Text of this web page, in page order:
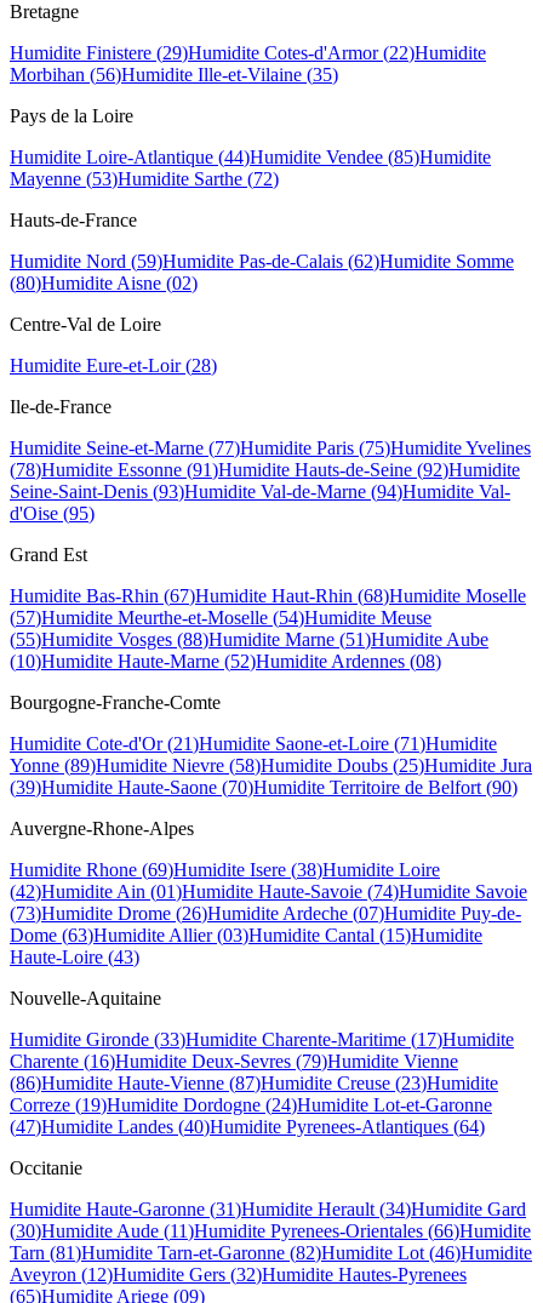
Bretagne
Humidite Finistere (29)Humidite Cotes-d'Armor(22)Humidite
Morbihan (56)Humidite Ille-et-Vilaine (35)
Pays de la Loire
Humidite Loire-Atlantique (44)Humidite Vendee (85)Humidite
Mayenne (53)Humidite Sarthe (72)
Hauts-de-France
Humidite Nord (59)Humidite Pas-de-Calais (62)Humidite Somme
(80)HumiditeAisne (02)
Centre-Val de Loire
Humidite Eure-et-Loir(28)
Ile-de-France
Humidite Seine-et-Marne (77)Humidite Paris (75)HumiditeYvelines
(78)Humidite Essonne (91)Humidite Hauts-de-Seine (92)Humidite
Seine-Saint-Denis (93)Humidite Val-de-Marne (94)Humidite Val-
d'Oise (95)
Grand Est
Humidite Bas-Rhin (67)Humidite Haut-Rhin (68)Humidite Moselle
(57)Humidite Meurthe-et-Moselle (54)Humidite Meuse
(55)Humidite Vosges (88)Humidite Marne (51)HumiditeAube
(10)Humidite Haute-Marne (52)HumiditeArdennes (08)
Bourgogne-Franche-Comte
Humidite Cote-d'Or(21)Humidite Saone-et-Loire (71)Humidite
Yonne (89)Humidite Nievre (58)Humidite Doubs (25)Humidite Jura
(39)Humidite Haute-Saone (70)Humidite Territoire de Belfort(90)
Auvergne-Rhone-Alpes
Humidite Rhone (69)Humidite Isere (38)Humidite Loire
(42)HumiditeAin (01)Humidite Haute-Savoie (74)Humidite Savoie
(73)Humidite Drome (26)HumiditeArdeche (07)Humidite Puy-de-
Dome (63)HumiditeAllier(03)Humidite Cantal (15)Humidite
Haute-Loire (43)
Nouvelle-Aquitaine
Humidite Gironde (33)Humidite Charente-Maritime (17)Humidite
Charente (16)Humidite Deux-Sevres (79)Humidite Vienne
(86)Humidite Haute-Vienne (87)Humidite Creuse (23)Humidite
Correze (19)Humidite Dordogne (24)Humidite Lot-et-Garonne
(47)Humidite Landes (40)Humidite Pyrenees-Atlantiques (64)
Occitanie
Humidite Haute-Garonne (31)Humidite Herault(34)Humidite Gard
(30)HumiditeAude (11)Humidite Pyrenees-Orientales (66)Humidite
Tarn (81)Humidite Tarn-et-Garonne (82)Humidite Lot(46)Humidite
Aveyron (12)Humidite Gers (32)Humidite Hautes-Pyrenees
(65)HumiditeAriege (09)